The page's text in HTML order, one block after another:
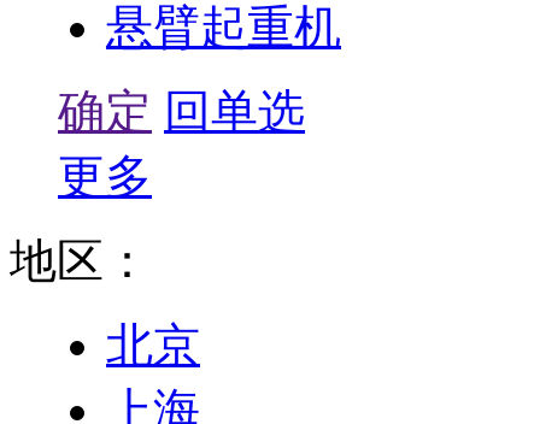
悬臂起重机
确定 回单选
更多
地区：
北京
上海